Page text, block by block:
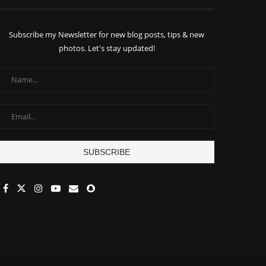
Subscribe my Newsletter for new blog posts, tips & new
photos. Let's stay updated!